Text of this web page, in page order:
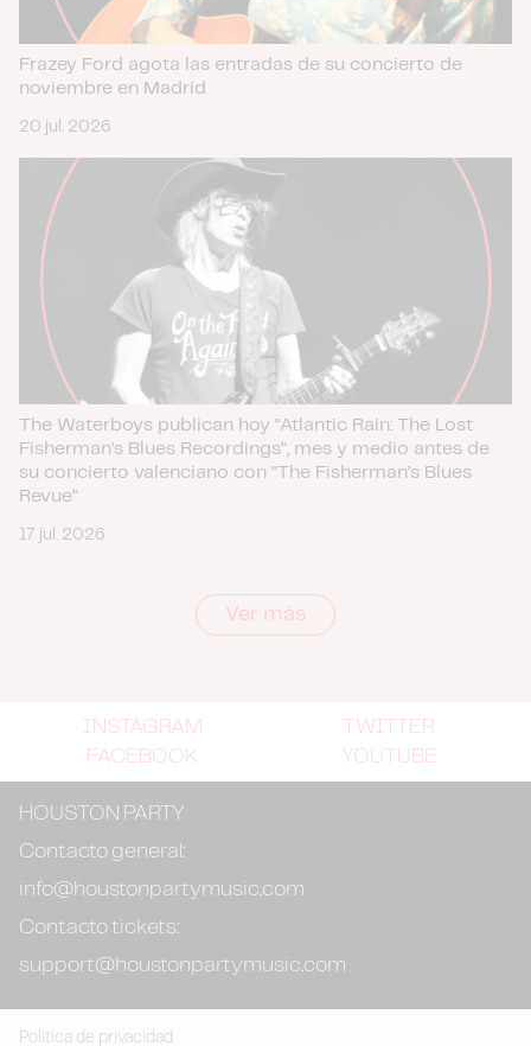
Frazey Ford agota las entradas de su concierto de
noviembre en Madrid
20 jul. 2026
The Waterboys publican hoy “Atlantic Rain: The Lost
Fisherman’s Blues Recordings”, mes y medio antes de
su concierto valenciano con “The Fisherman’s Blues
Revue”
17 jul. 2026
Ver más
INSTAGRAM
TWITTER
FACEBOOK
YOUTUBE
HOUSTON PARTY
Contacto general:
info@houstonpartymusic.com
Contacto tickets:
support@houstonpartymusic.com
Politica de privacidad